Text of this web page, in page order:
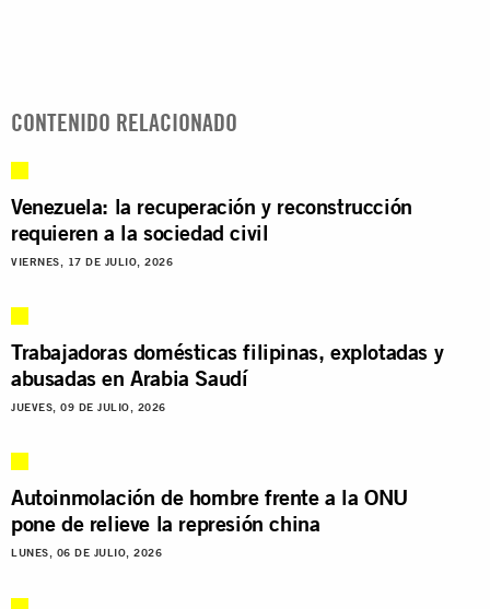
CONTENIDO RELACIONADO
Venezuela: la recuperación y reconstrucción
requieren a la sociedad civil
VIERNES, 17 DE JULIO, 2026
Trabajadoras domésticas filipinas, explotadas y
abusadas en Arabia Saudí
JUEVES, 09 DE JULIO, 2026
Autoinmolación de hombre frente a la ONU
pone de relieve la represión china
LUNES, 06 DE JULIO, 2026